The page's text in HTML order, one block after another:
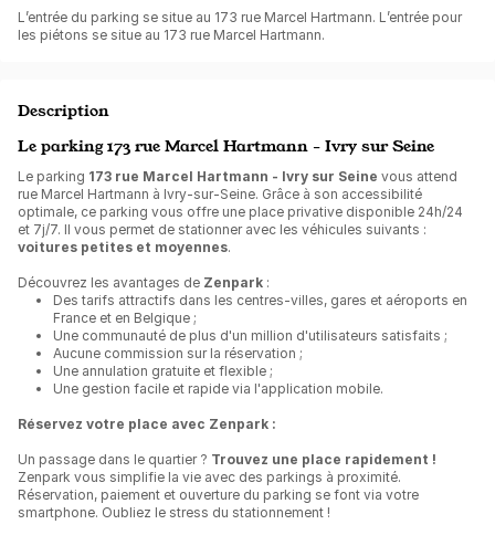
L’entrée du parking se situe au 173 rue Marcel Hartmann. L’entrée pour
les piétons se situe au 173 rue Marcel Hartmann.
Description
Le parking 173 rue Marcel Hartmann - Ivry sur Seine
Le parking 173 rue Marcel Hartmann - Ivry sur Seine vous attend
rue Marcel Hartmann à Ivry-sur-Seine. Grâce à son accessibilité
optimale, ce parking vous offre une place privative disponible 24h/24
et 7j/7. Il vous permet de stationner avec les véhicules suivants :
voitures petites et moyennes.
Découvrez les avantages de Zenpark :
Des tarifs attractifs dans les centres-villes, gares et aéroports en
France et en Belgique ;
Une communauté de plus d'un million d'utilisateurs satisfaits ;
Aucune commission sur la réservation ;
Une annulation gratuite et flexible ;
Une gestion facile et rapide via l'application mobile.
Réservez votre place avec Zenpark :
Un passage dans le quartier ? Trouvez une place rapidement !
Zenpark vous simplifie la vie avec des parkings à proximité.
Réservation, paiement et ouverture du parking se font via votre
smartphone. Oubliez le stress du stationnement !